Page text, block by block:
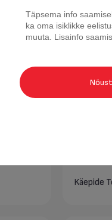
26 cm
Käepide
Täpsema info
ka oma isiklikke
muuta. Lisainfo